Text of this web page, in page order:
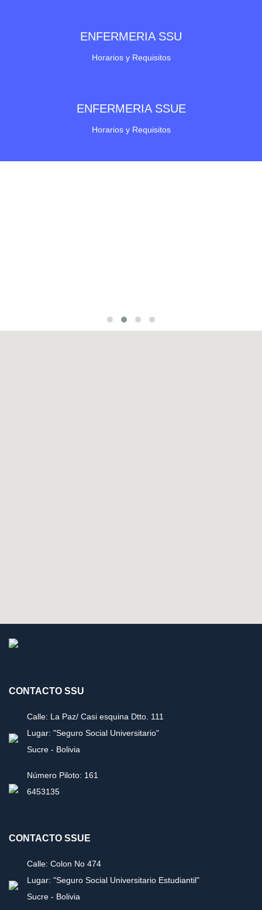
ENFERMERIA SSU
Horarios y Requisitos
ENFERMERIA SSUE
Horarios y Requisitos
CONTACTO SSU
Calle: La Paz/ Casi esquina Dtto. 111
Lugar: "Seguro Social Universitario"
Sucre - Bolivia
Número Piloto: 161
6453135
CONTACTO SSUE
Calle: Colon No 474
Lugar: "Seguro Social Universitario Estudiantil"
Sucre - Bolivia